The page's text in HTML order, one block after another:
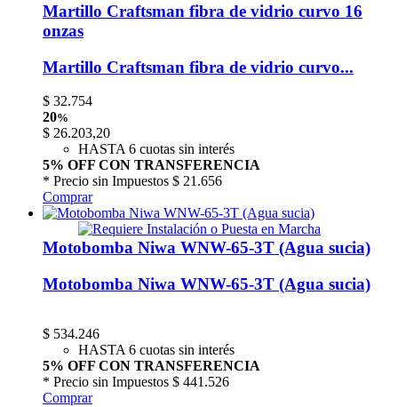
Martillo Craftsman fibra de vidrio curvo 16
onzas
Martillo Craftsman fibra de vidrio curvo...
$ 32.754
20%
$ 26.203,20
HASTA 6 cuotas sin interés
5% OFF CON TRANSFERENCIA
* Precio sin Impuestos $ 21.656
Comprar
Motobomba Niwa WNW-65-3T (Agua sucia)
Motobomba Niwa WNW-65-3T (Agua sucia)
$ 534.246
HASTA 6 cuotas sin interés
5% OFF CON TRANSFERENCIA
* Precio sin Impuestos $ 441.526
Comprar